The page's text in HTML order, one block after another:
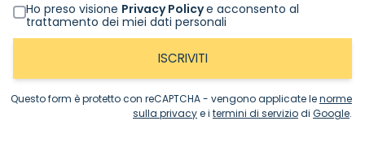
Ho preso visione Privacy Policye acconsento al
trattamento dei miei dati personali
ISCRIVITI
Questo form è protetto con reCAPTCHA - vengono applicate lenorme
sulla privacye i termini di serviziodi Google.